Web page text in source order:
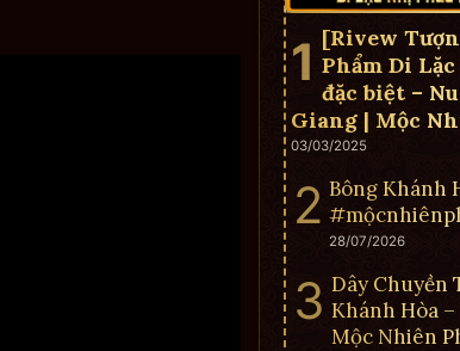
[Rivew
Phẩm Di
đặc biệt –
Giang | Mộc
03/03/2025
Bông Khánh
28/07/2026
Dây Chuyền
Khánh Hòa
Mộc Nhiên